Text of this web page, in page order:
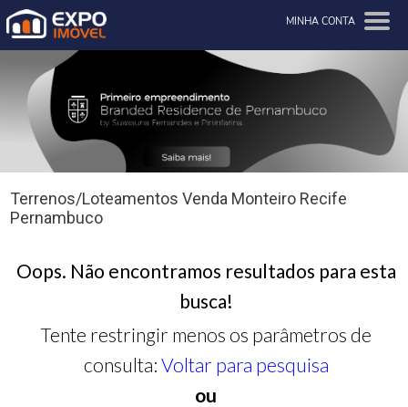
MINHA CONTA
Terrenos/Loteamentos Venda Monteiro Recife
Pernambuco
Oops. Não encontramos resultados para esta
busca!
Tente restringir menos os parâmetros de
consulta: Voltar para pesquisa
ou